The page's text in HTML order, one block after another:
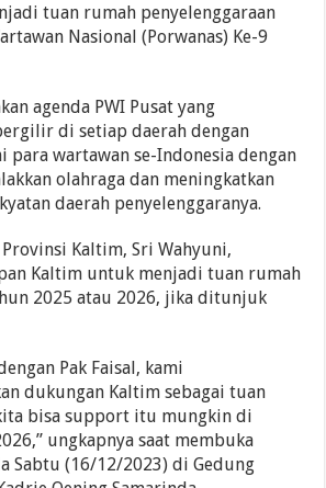
tuan rumah penyelenggaraan
Nasional (Porwanas) Ke-9
agenda PWI Pusat yang
di setiap daerah dengan
wartawan se-Indonesia dengan
olahraga dan meningkatkan
daerah penyelenggaranya.
Kaltim, Sri Wahyuni,
Kaltim untuk menjadi tuan rumah
2025 atau 2026, jika ditunjuk
Pak Faisal, kami
dukungan Kaltim sebagai tuan
bisa support itu mungkin di
ungkapnya saat membuka
Sabtu (16/12/2023) di Gedung